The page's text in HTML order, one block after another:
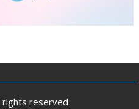
reserved